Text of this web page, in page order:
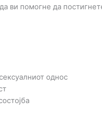
ви помогне да
однос